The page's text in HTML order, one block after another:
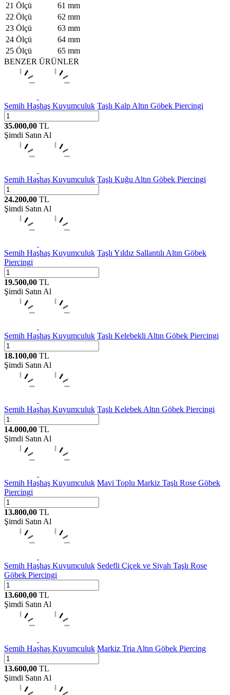
21 Ölçü
61 mm
22 Ölçü
62 mm
23 Ölçü
63 mm
24 Ölçü
64 mm
25 Ölçü
65 mm
BENZER ÜRÜNLER
Semih Haşhaş Kuyumculuk Taşlı Kalp Altın Göbek Piercingi
35.000,00 TL
Şimdi Satın Al
Semih Haşhaş Kuyumculuk Taşlı Kuğu Altın Göbek Piercingi
24.200,00 TL
Şimdi Satın Al
Semih Haşhaş Kuyumculuk Taşlı Yıldız Sallantılı Altın Göbek
Piercingi
19.500,00 TL
Şimdi Satın Al
Semih Haşhaş Kuyumculuk Taşlı Kelebekli Altın Göbek Piercingi
18.100,00 TL
Şimdi Satın Al
Semih Haşhaş Kuyumculuk Taşlı Kelebek Altın Göbek Piercingi
14.000,00 TL
Şimdi Satın Al
Semih Haşhaş Kuyumculuk Mavi Toplu Markiz Taşlı Rose Göbek
Piercingi
13.800,00 TL
Şimdi Satın Al
Semih Haşhaş Kuyumculuk Sedefli Çiçek ve Siyah Taşlı Rose
Göbek Piercingi
13.600,00 TL
Şimdi Satın Al
Semih Haşhaş Kuyumculuk Markiz Tria Altın Göbek Piercing
13.600,00 TL
Şimdi Satın Al